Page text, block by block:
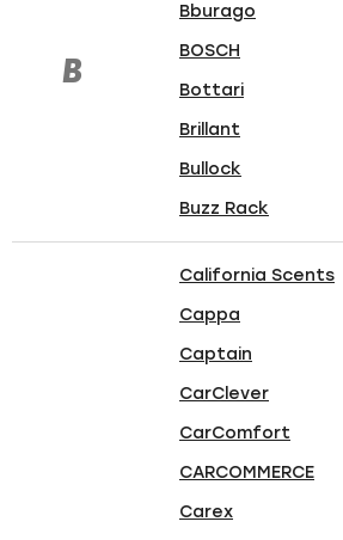
B
Bburago
BOSCH
Bottari
Brillant
Bullock
Buzz Rack
California Scents
Cappa
Captain
CarClever
CarComfort
CARCOMMERCE
Carex